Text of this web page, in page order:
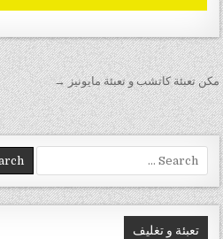
تصفّح المقالات
مكن تعبئة كاتشب و تعبئة مايونيز →
Search for:
تعبئة و تغليف